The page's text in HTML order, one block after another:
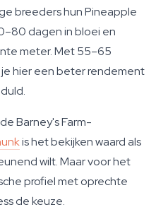
breeders hun Pineapple
dagen in bloei en
meter. Met 55–65
hier een beter rendement
Barney's Farm-
is het bekijken waard als
wilt. Maar voor het
profiel met oprechte
de keuze.